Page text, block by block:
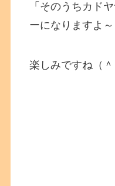
「そのうちカド
ーになりますよ～
楽しみですね（＾